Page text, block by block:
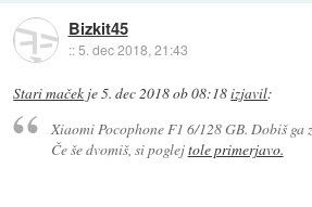
Bizkit45
::5. dec 2018, 21:43
Stari maček je5. dec 2018 ob 08:18izjavil:
Xiaomi Pocophone F1 6/128 GB. Dobiš ga
Če še dvomiš, si poglejtole primerjavo.